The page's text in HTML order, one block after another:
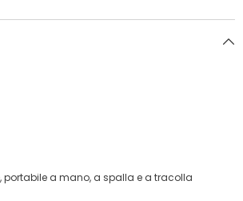
portabile a mano, a spalla e a tracolla